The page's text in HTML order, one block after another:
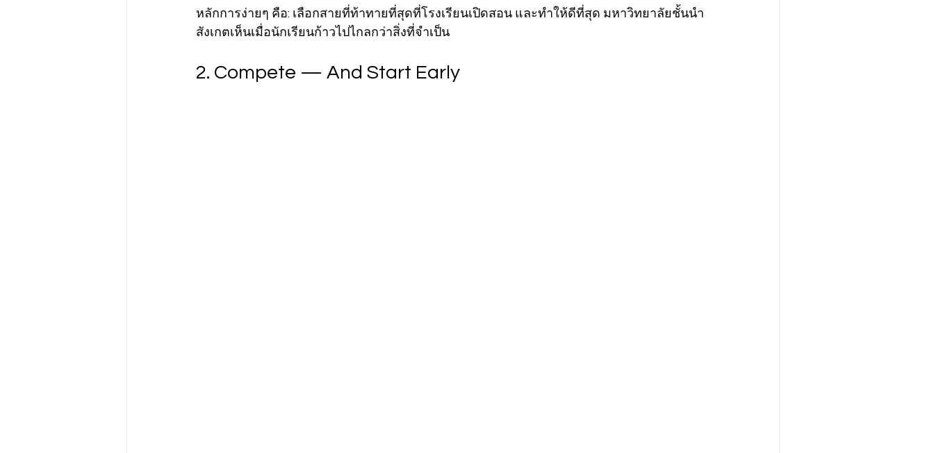
หลักการง่ายๆ คือ: เลือกสายที่ท้าทายที่สุดที่โรงเรียนเปิดสอน และทำให้ดีที่สุด มหาวิทยาลัยชั้นนำ
สังเกตเห็นเมื่อนักเรียนก้าวไปไกลกว่าสิ่งที่จำเป็น
2. Compete — And Start Early